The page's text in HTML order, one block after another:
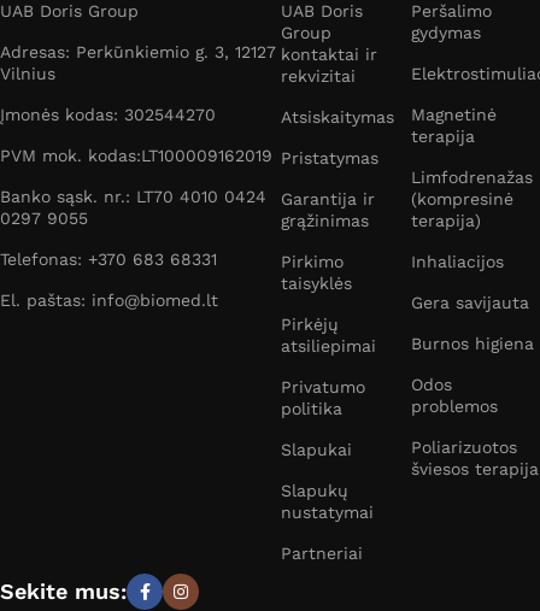
UAB Doris Group
Adresas: Perkūnkiemio g. 3, 12127
Vilnius
Įmonės kodas: 302544270
PVM mok. kodas:LT100009162019
Banko sąsk. nr.: LT70 4010 0424
0297 9055
Telefonas: +370 683 68331
El. paštas: info@biomed.lt
UAB Doris
Group
kontaktai ir
rekvizitai
Atsiskaitymas
Pristatymas
Garantija ir
grąžinimas
Pirkimo
taisyklės
Pirkėjų
atsiliepimai
Privatumo
politika
Slapukai
Slapukų
nustatymai
Partneriai
Peršalimo
gydymas
Magnetinė
terapija
Limfodrenažas
(kompresinė
terapija)
Inhaliacijos
Gera savijauta
Burnos higiena
Odos
problemos
Poliarizuotos
šviesos terapija
Sekite mus: